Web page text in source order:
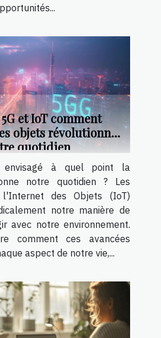
et IoT comment
objets révolutionne
quotidien
envisagé à quel point la
notre quotidien ? Les
des Objets (IoT)
notre manière de
avec notre environnement.
comment ces avancées
aspect de notre vie,...